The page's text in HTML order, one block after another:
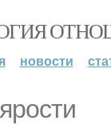
новости